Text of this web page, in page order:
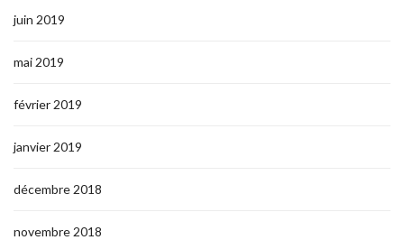
juin 2019
mai 2019
février 2019
janvier 2019
décembre 2018
novembre 2018